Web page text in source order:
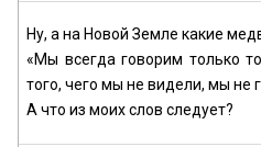
Ну, а на Новой Земле какие
«Мы всегда говорим только
того, чего мы не видели, мы не
А что из моих слов следует?